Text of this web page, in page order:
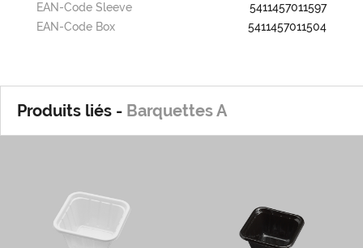
EAN-Code Sleeve
5411457011597
EAN-Code Box
5411457011504
Produits liés - Barquettes A
A0